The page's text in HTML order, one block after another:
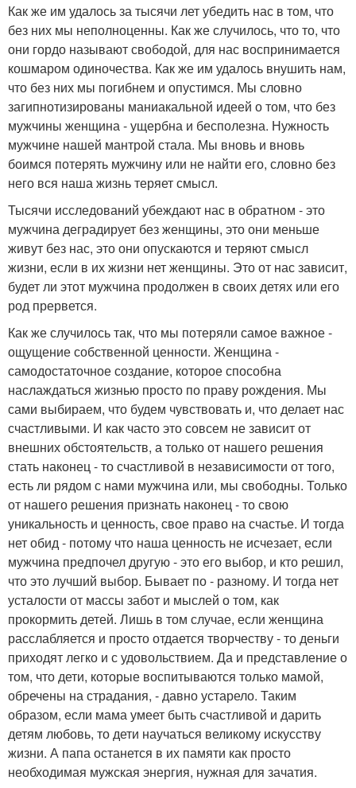
Как же им удалось за тысячи лет убедить нас в том, что
без них мы неполноценны. Как же случилось, что то, что
они гордо называют свободой, для нас воспринимается
кошмаром одиночества. Как же им удалось внушить нам,
что без них мы погибнем и опустимся. Мы словно
загипнотизированы маниакальной идеей о том, что без
мужчины женщина - ущербна и бесполезна. Нужность
мужчине нашей мантрой стала. Мы вновь и вновь
боимся потерять мужчину или не найти его, словно без
него вся наша жизнь теряет смысл.
Тысячи исследований убеждают нас в обратном - это
мужчина деградирует без женщины, это они меньше
живут без нас, это они опускаются и теряют смысл
жизни, если в их жизни нет женщины. Это от нас зависит,
будет ли этот мужчина продолжен в своих детях или его
род прервется.
Как же случилось так, что мы потеряли самое важное -
ощущение собственной ценности. Женщина -
самодостаточное создание, которое способна
наслаждаться жизнью просто по праву рождения. Мы
сами выбираем, что будем чувствовать и, что делает нас
счастливыми. И как часто это совсем не зависит от
внешних обстоятельств, а только от нашего решения
стать наконец - то счастливой в независимости от того,
есть ли рядом с нами мужчина или, мы свободны. Только
от нашего решения признать наконец - то свою
уникальность и ценность, свое право на счастье. И тогда
нет обид - потому что наша ценность не исчезает, если
мужчина предпочел другую - это его выбор, и кто решил,
что это лучший выбор. Бывает по - разному. И тогда нет
усталости от массы забот и мыслей о том, как
прокормить детей. Лишь в том случае, если женщина
расслабляется и просто отдается творчеству - то деньги
приходят легко и с удовольствием. Да и представление о
том, что дети, которые воспитываются только мамой,
обречены на страдания, - давно устарело. Таким
образом, если мама умеет быть счастливой и дарить
детям любовь, то дети научаться великому искусству
жизни. А папа останется в их памяти как просто
необходимая мужская энергия, нужная для зачатия.